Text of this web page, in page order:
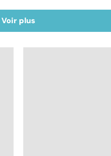
Voir plus